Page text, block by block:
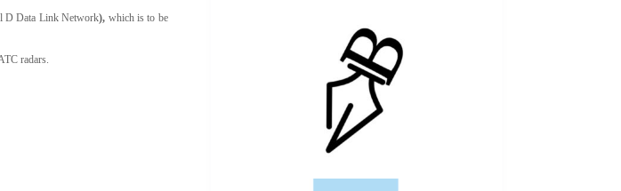
D Data Link Network), which is to be
radars.